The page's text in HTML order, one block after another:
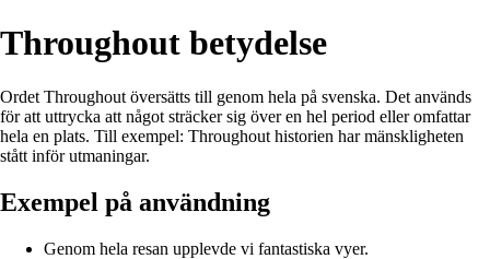
Throughout betydelse
Ordet Throughout översätts till genom hela på svenska. Det används
för att uttrycka att något sträcker sig över en hel period eller omfattar
hela en plats. Till exempel: Throughout historien har mänskligheten
stått inför utmaningar.
Exempel på användning
Genom hela resan upplevde vi fantastiska vyer.